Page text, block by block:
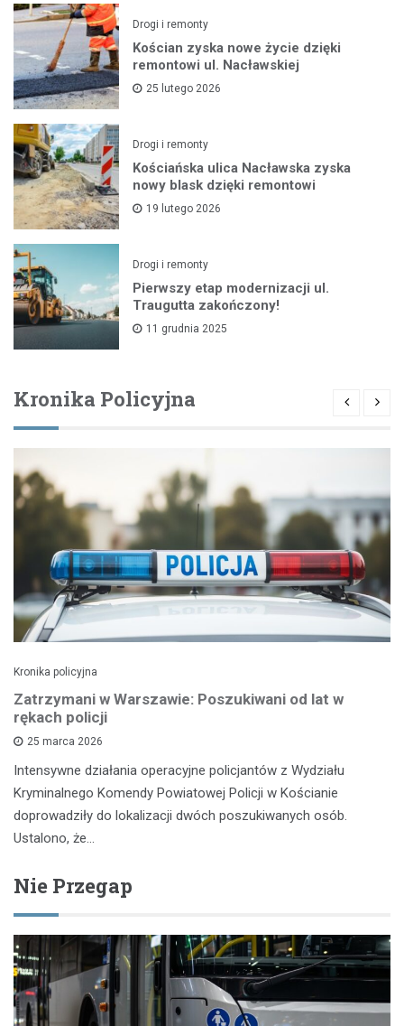
Drogi i remonty
Kościan zyska nowe życie dzięki
remontowi ul. Nacławskiej
25 lutego 2026
Drogi i remonty
Kościańska ulica Nacławska zyska
nowy blask dzięki remontowi
19 lutego 2026
Drogi i remonty
Pierwszy etap modernizacji ul.
Traugutta zakończony!
11 grudnia 2025
Kronika Policyjna
Kronika policyjna
Zatrzymani w Warszawie: Poszukiwani od lat w
rękach policji
25 marca 2026
Intensywne działania operacyjne policjantów z Wydziału
Kryminalnego Komendy Powiatowej Policji w Kościanie
doprowadziły do lokalizacji dwóch poszukiwanych osób.
Ustalono, że…
Nie Przegap